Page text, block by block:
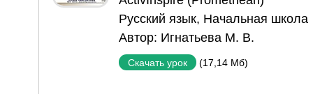
Русский язык, Начальная школа
Автор: Игнатьева М. В.
Скачать урок (17,14 Мб)